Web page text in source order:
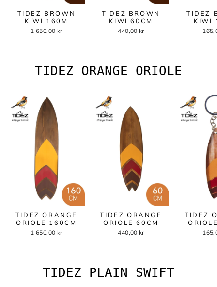
TIDEZ BROWN
KIWI 160M
1 650,00 kr
TIDEZ BROWN
KIWI 60CM
440,00 kr
TIDEZ
KIWI
TIDEZ ORANGE ORIOLE
TIDEZ ORANGE
ORIOLE 160CM
1 650,00 kr
TIDEZ ORANGE
ORIOLE 60CM
440,00 kr
TIDEZ
TIDEZ PLAIN SWIFT